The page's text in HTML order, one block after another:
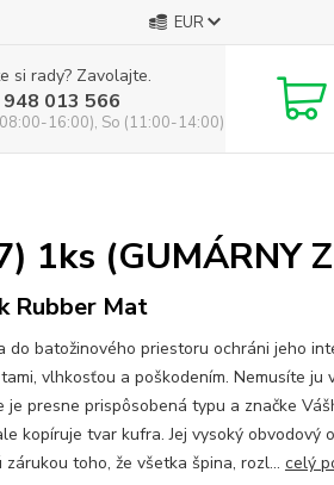
EUR
si rady? Zavolajte.
013 566
16:00), So (11:00-14:00)
1ks (GUMÁRNY
Rubber Mat
do batožinového priestoru ochráni jeho
vlhkosťou a poškodením. Nemusíte ju
je presne prispôsobená typu a značke
kopíruje tvar kufra. Jej vysoký obvodový
zárukou toho, že všetka špina, rozl... celý